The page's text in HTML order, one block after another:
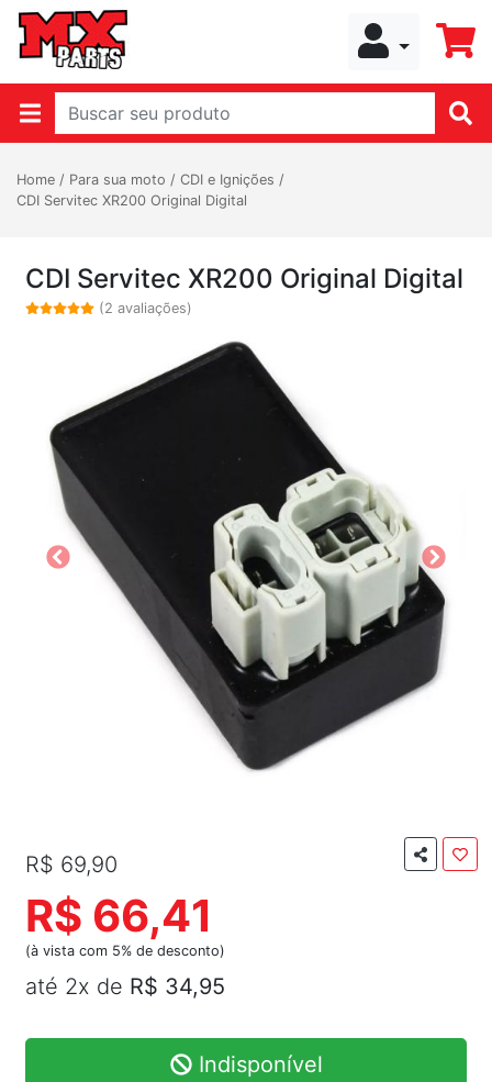
Home / Para sua moto / CDI e Ignições /
CDI Servitec XR200 Original Digital
CDI Servitec XR200 Original Digital
(2 avaliações)
R$ 69,90
R$ 66,41
(à vista com 5% de desconto)
até 2x de R$ 34,95
Indisponível